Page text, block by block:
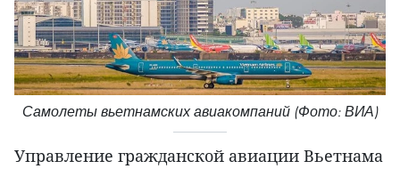
Самолеты вьетнамских авиакомпаний (Фото: ВИА)
Управление гражданской авиации Вьетнама